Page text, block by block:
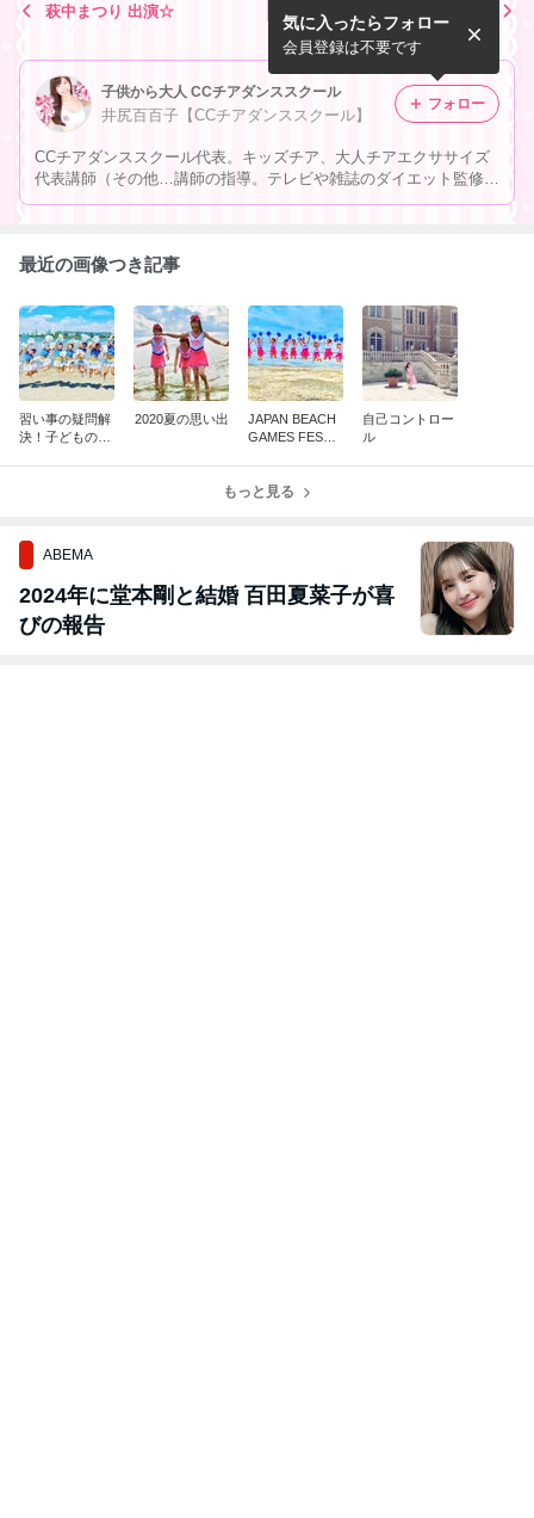
萩中まつり 出演☆
3×3バスケ＠埼玉スーパーア
リーナ 出演☆
子供から大人 CCチアダンススクール
井尻百百子【CCチアダンススクール】
CCチアダンススクール代表。キッズチア、大人チアエクササイズ
代表講師（その他…講師の指導。テレビや雑誌のダイエット監修。
芸能人、モデルへのチアダンスエクササイズ指導。アーティストの
気に入ったらフォロー
会員登録は不要です
フォロー
最近の画像つき記事
習い事の疑問解
決！子どものチ
2020夏の思い出
JAPAN BEACH
GAMES FESTIV
自己コントロー
ル
もっと見る
ABEMA
2024年に堂本剛と結婚 百田夏菜子が喜
びの報告